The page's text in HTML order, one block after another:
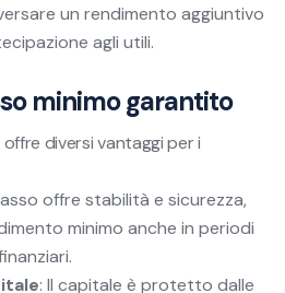
un rendimento aggiuntivo
agli utili.
minimo garantito
diversi vantaggi per i
offre stabilità e sicurezza,
minimo anche in periodi
: Il capitale è protetto dalle